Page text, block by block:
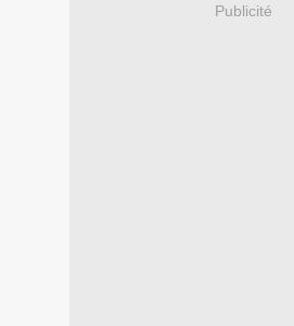
Publicité